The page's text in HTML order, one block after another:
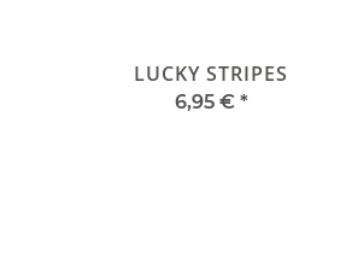
LUCKY STRIPES
6,95 € *